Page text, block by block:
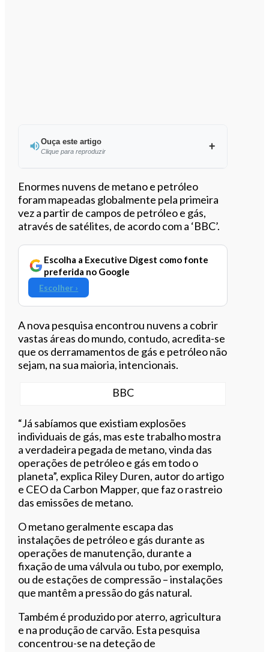
Ouça este artigo
Clique para reproduzir
Ouvir este artigo
Enormes nuvens de metano e petróleo
foram mapeadas globalmente pela primeira
vez a partir de campos de petróleo e gás,
através de satélites, de acordo com a ‘BBC’.
Escolha a Executive Digest como fonte
preferida no Google
Escolher ›
A nova pesquisa encontrou nuvens a cobrir
vastas áreas do mundo, contudo, acredita-se
que os derramamentos de gás e petróleo não
sejam, na sua maioria, intencionais.
BBC
“Já sabíamos que existiam explosões
individuais de gás, mas este trabalho mostra
a verdadeira pegada de metano, vinda das
operações de petróleo e gás em todo o
planeta”, explica Riley Duren, autor do artigo
e CEO da Carbon Mapper, que faz o rastreio
das emissões de metano.
O metano geralmente escapa das
instalações de petróleo e gás durante as
operações de manutenção, durante a
fixação de uma válvula ou tubo, por exemplo,
ou de estações de compressão – instalações
que mantêm a pressão do gás natural.
Também é produzido por aterro, agricultura
e na produção de carvão. Esta pesquisa
concentrou-se na deteção de